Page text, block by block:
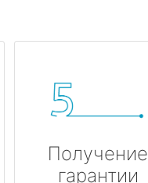
Получение
гарантии